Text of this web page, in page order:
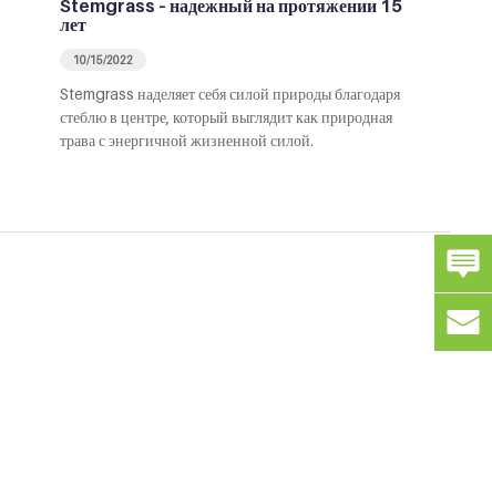
Stemgrass – надежный на протяжении 15
лет
10/15/2022
Stemgrass наделяет себя силой природы благодаря
стеблю в центре, который выглядит как природная
трава с энергичной жизненной силой.